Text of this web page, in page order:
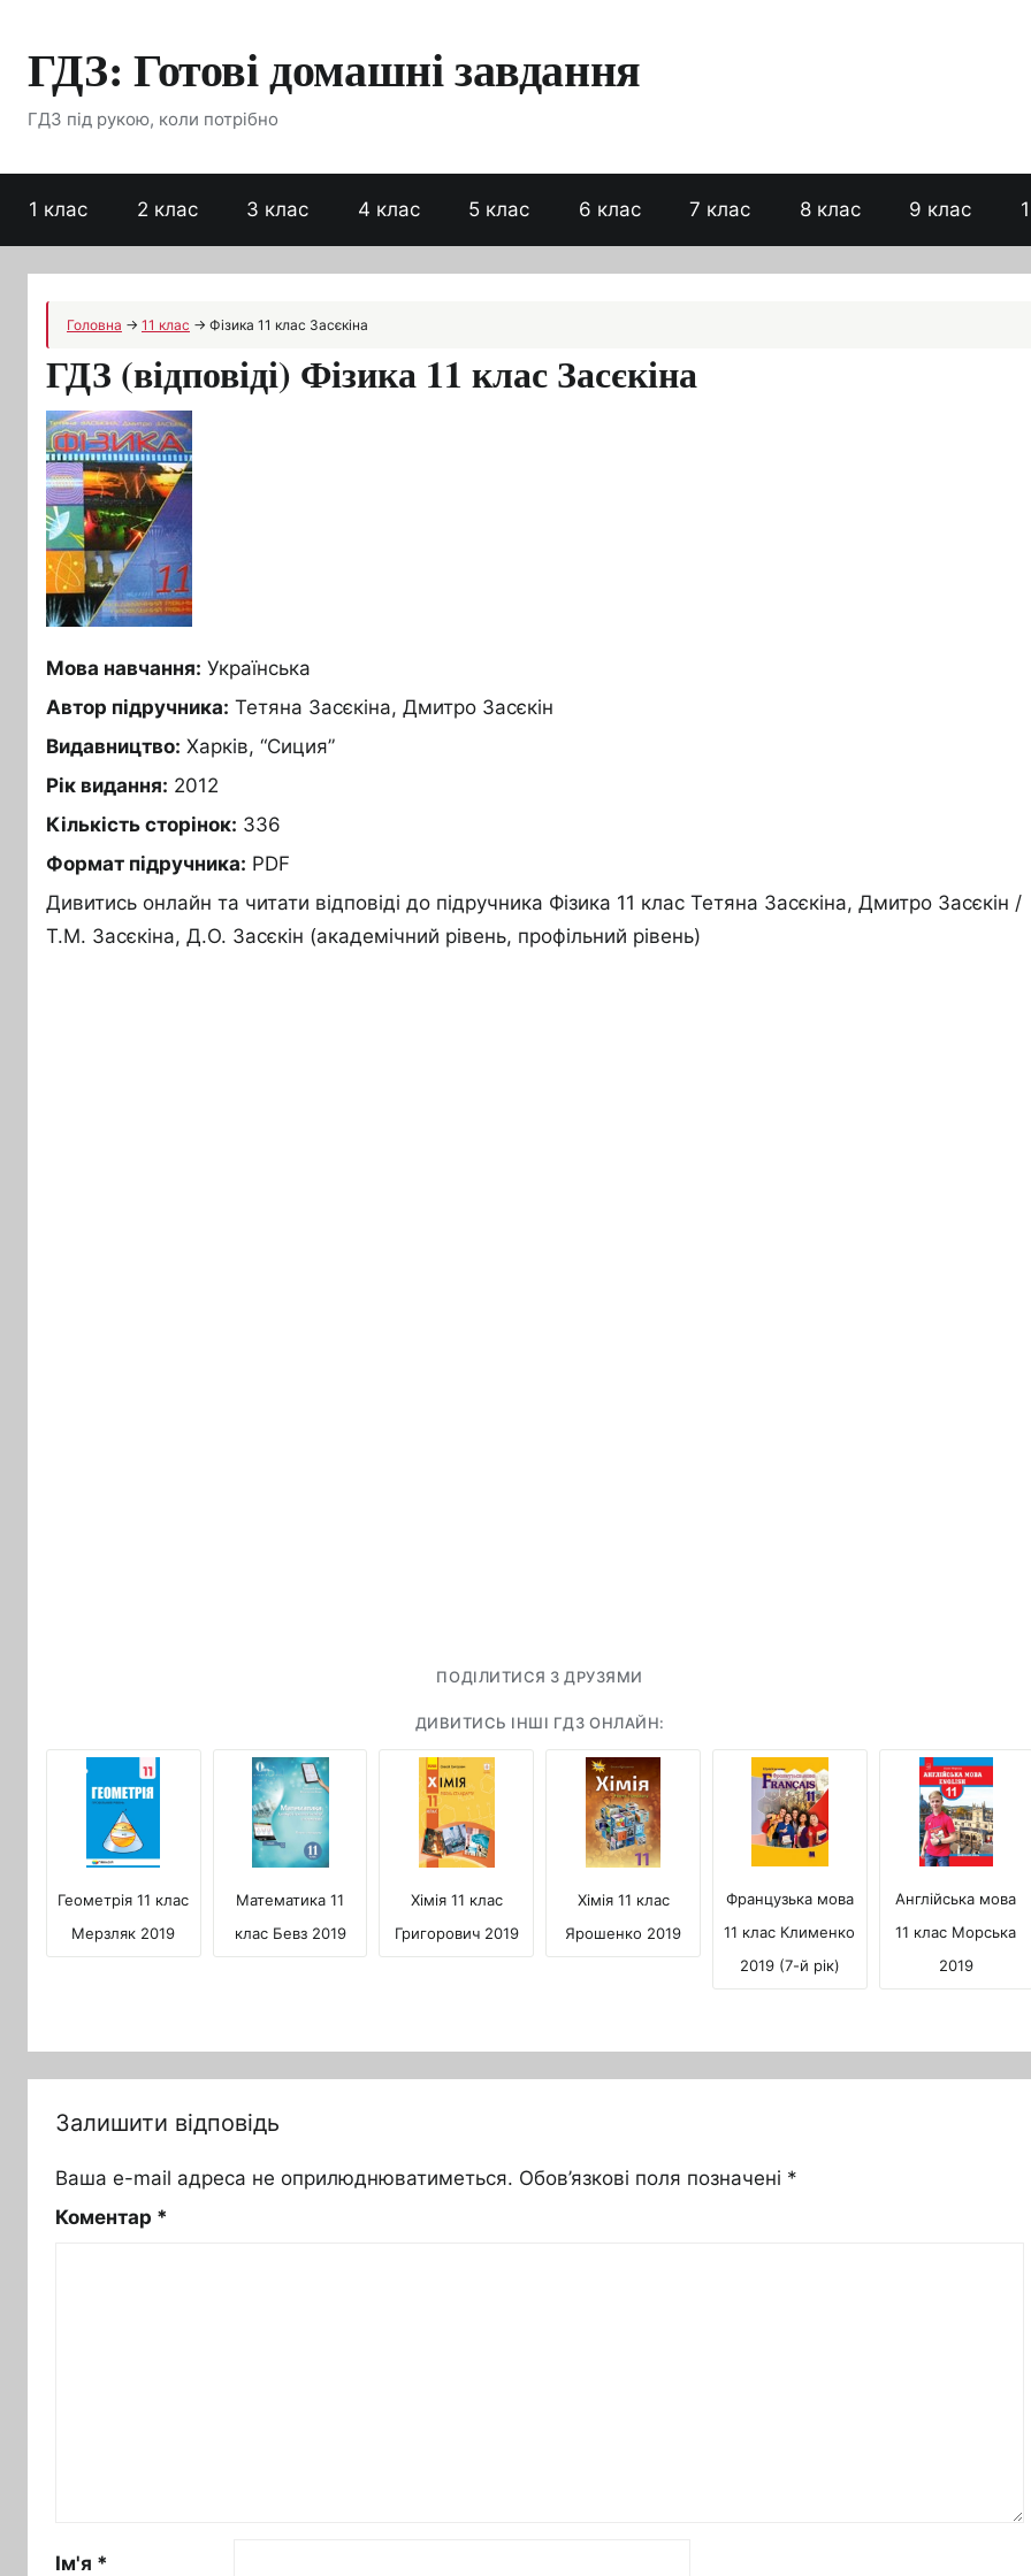
вмістуГДЗ: Готові домашні завдання
ГДЗ під рукою, коли потрібно
1 клас 2 клас 3 клас 4 клас 5 клас 6 клас 7 клас 8 клас 9 клас
Головна → 11 клас → Фізика 11 клас Засєкіна
ГДЗ (відповіді) Фізика 11 клас Засєкіна
Мова навчання: Українська
Автор підручника: Тетяна Засєкіна, Дмитро Засєкін
Видавництво: Харків, “Сиция”
Рік видання: 2012
Кількість сторінок: 336
Формат підручника: PDF
Дивитись онлайн та читати відповіді до підручника Фізика 11 клас Тетяна Засєкіна, Дмитро Засєкін /
Т.М. Засєкіна, Д.О. Засєкін (академічний рівень, профільний рівень)
ПОДІЛИТИСЯ З ДРУЗЯМИ
ДИВИТИСЬ ІНШІ ГДЗ ОНЛАЙН:
Геометрія 11 клас
Мерзляк 2019
Математика 11
клас Бевз 2019
Хімія 11 клас
Григорович 2019
Хімія 11 клас
Ярошенко 2019
Французька мова
11 клас Клименко
2019 (7-й рік)
Англійська мова
11 клас Морська
2019
Залишити відповідь
Ваша e-mail адреса не оприлюднюватиметься. Обов’язкові поля позначені *
Коментар *
Ім'я *